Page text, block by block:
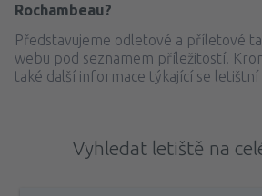
Rochambeau?
Představujeme odletové a příletové
webu pod seznamem příležitostí.
také další informace týkající se letištní
Vyhledat letiště na